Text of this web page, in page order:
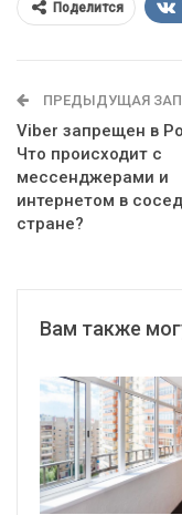
Поделится
ПРЕДЫДУЩАЯ
Viber запрещен в
Что происходит с
мессенджерами и
интернетом в
стране?
Вам также